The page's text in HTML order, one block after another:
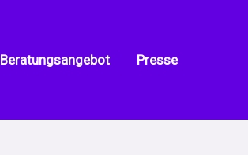
Beratungsangebot Presse